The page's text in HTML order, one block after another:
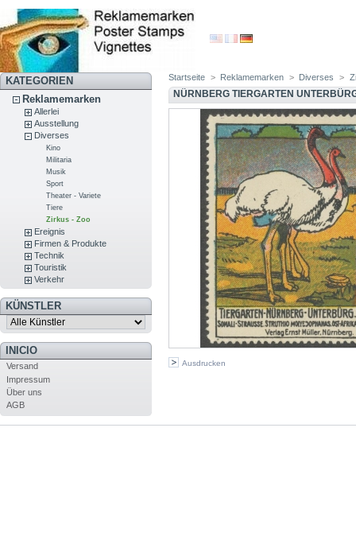
KATEGORIEN
Reklamemarken
Allerlei
Ausstellung
Diverses
Kino
Militaria
Musik
Sport
Theater - Variete
Tiere
Zirkus - Zoo
Ereignis
Firmen & Produkte
Technik
Touristik
Verkehr
KÜNSTLER
INICIO
Versand
Impressum
Über uns
AGB
Startseite > Reklamemarken > Diverses >
NÜRNBERG TIERGARTEN
Ausdrucken